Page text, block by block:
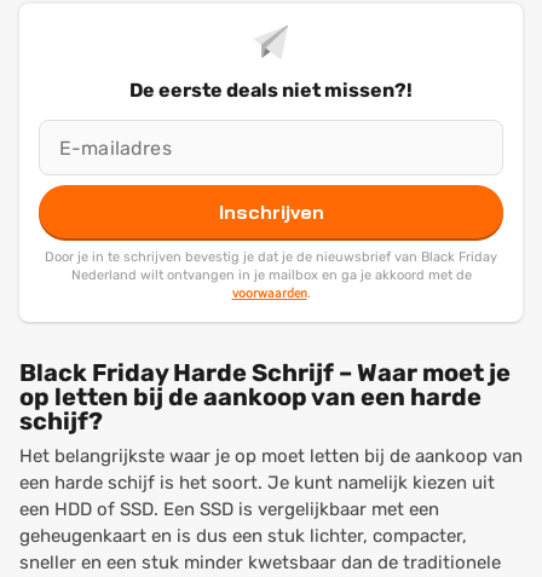
De eerste deals niet missen?!
Inschrijven
Door je in te schrijven bevestig je dat je de nieuwsbrief van Black Friday
Nederland wilt ontvangen in je mailbox en ga je akkoord met de
voorwaarden.
Black Friday Harde Schrijf – Waar moet je
op letten bij de aankoop van een harde
schijf?
Het belangrijkste waar je op moet letten bij de aankoop van
een harde schijf is het soort. Je kunt namelijk kiezen uit
een HDD of SSD. Een SSD is vergelijkbaar met een
geheugenkaart en is dus een stuk lichter, compacter,
sneller en een stuk minder kwetsbaar dan de traditionele